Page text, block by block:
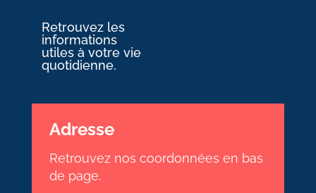
Retrouvez les
informations
utiles à votre vie
quotidienne.
Adresse
Retrouvez nos coordonnées en bas
de page.